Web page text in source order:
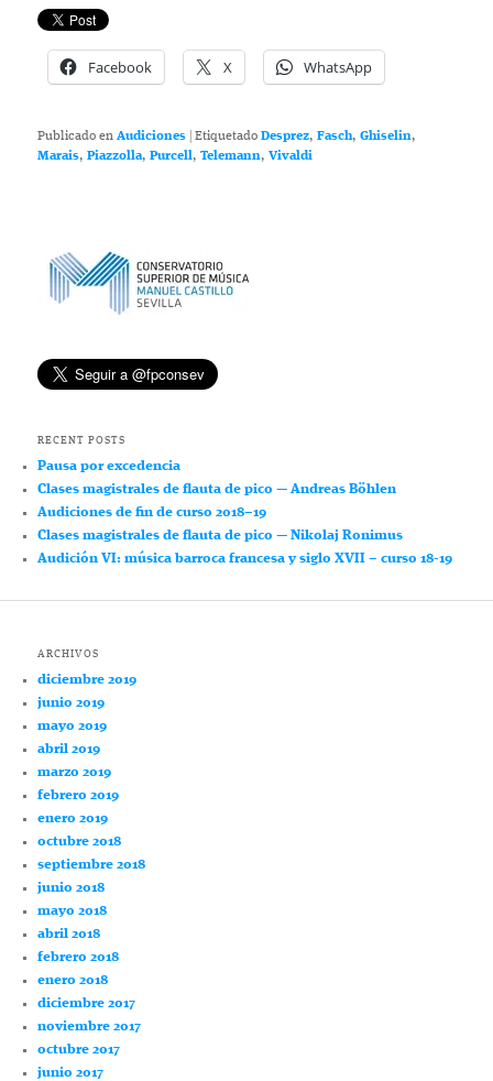
Facebook X WhatsApp
Publicado en Audiciones |Etiquetado Desprez,Fasch,Ghiselin,
Marais,Piazzolla,Purcell,Telemann,Vivaldi
RECENT POSTS
Pausa por excedencia
Clases magistrales de flauta de pico — Andreas Böhlen
Audiciones de fin de curso 2018–19
Clases magistrales de flauta de pico — Nikolaj Ronimus
Audición VI: música barroca francesa y siglo XVII – curso 18-19
ARCHIVOS
diciembre 2019
junio 2019
mayo 2019
abril 2019
marzo 2019
febrero 2019
enero 2019
octubre 2018
septiembre 2018
junio 2018
mayo 2018
abril 2018
febrero 2018
enero 2018
diciembre 2017
noviembre 2017
octubre 2017
junio 2017